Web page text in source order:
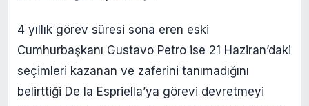
4 yıllık görev süresi sona eren eski
Cumhurbaşkanı Gustavo Petro ise 21 Haziran’daki
seçimleri kazanan ve zaferini tanımadığını
belirttiği De la Espriella’ya görevi devretmeyi